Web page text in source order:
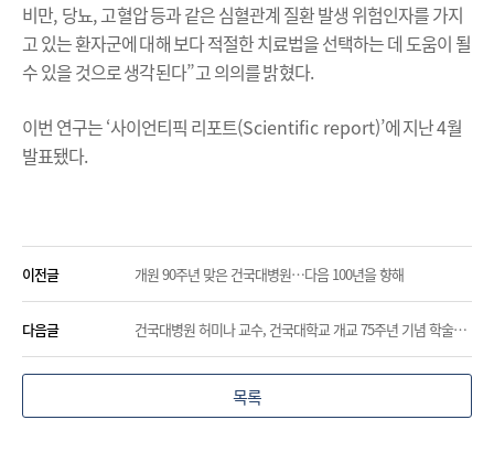
비만, 당뇨,고혈압 등과 같은 심혈관계 질환 발생 위험인자를 가지
고 있는 환자군에 대해 보다 적절한 치료법을 선택하는 데 도움이 될
수 있을 것으로 생각된다”고 의의를 밝혔다.
이번 연구는‘사이언티픽 리포트(Scientific report)’에 지난4월
발표됐다.
이전글 개원 90주년 맞은 건국대병원…다음 100년을 향해
다음글 건국대병원 허미나 교수, 건국대학교 개교 75주년 기념 학술상 수상
목록